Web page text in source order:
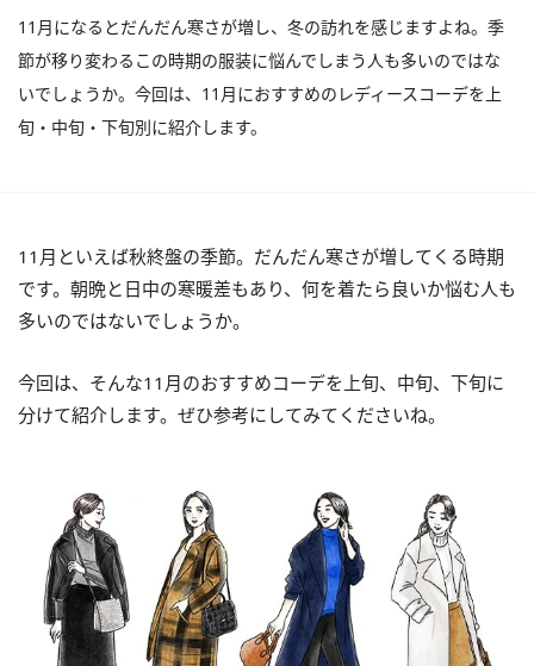
11月になるとだんだん寒さが増し、冬の訪れを感じますよね。季
節が移り変わるこの時期の服装に悩んでしまう人も多いのではな
いでしょうか。今回は、11月におすすめのレディースコーデを上
旬・中旬・下旬別に紹介します。
11月といえば秋終盤の季節。だんだん寒さが増してくる時期
です。朝晩と日中の寒暖差もあり、何を着たら良いか悩む人も
多いのではないでしょうか。
今回は、そんな11月のおすすめコーデを上旬、中旬、下旬に
分けて紹介します。ぜひ参考にしてみてくださいね。